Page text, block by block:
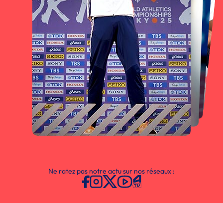
Ne ratez pas notre actu sur nos réseaux :